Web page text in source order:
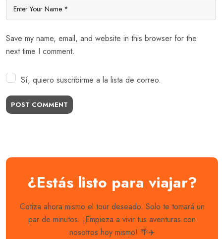
Save my name, email, and website in this browser for the
next time I comment.
Sí, quiero suscribirme a la lista de correo.
POST COMMENT
¿Estás listo para viajar?
Cotiza ahora mismo el tour deseado. Solo te tomará un
par de minutos. ¡Empieza a vivir tus aventuras con
nosotros hoy mismo! 🌴✈️